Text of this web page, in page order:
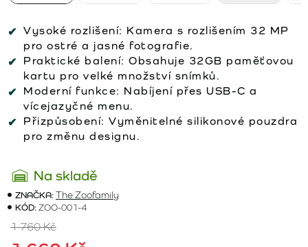
Vysoké rozlišení: Kamera s rozlišením 32 MP
pro ostré a jasné fotografie.
Praktické balení: Obsahuje 32GB paměťovou
kartu pro velké množství snímků.
Moderní funkce: Nabíjení přes USB-C a
vícejazyčné menu.
Přizpůsobení: Vyměnitelné silikonové pouzdra
pro změnu designu.
Na skladě
ZNAČKA:The Zoofamily
KÓD:ZOO-001-4
1 760 Kč